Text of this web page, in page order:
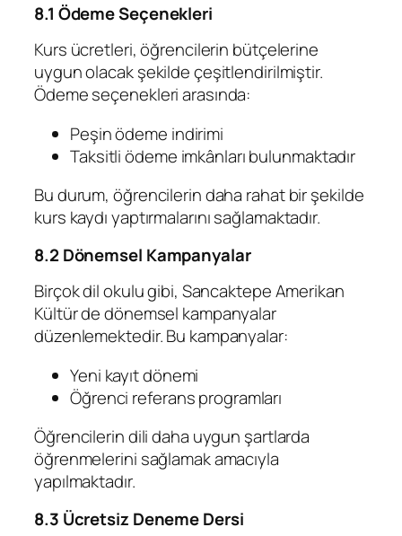
8.1 Ödeme Seçenekleri
Kurs ücretleri, öğrencilerin bütçelerine
uygun olacak şekilde çeşitlendirilmiştir.
Ödeme seçenekleri arasında:
Peşin ödeme indirimi
Taksitli ödeme imkânları bulunmaktadır
Bu durum, öğrencilerin daha rahat bir şekilde
kurs kaydı yaptırmalarını sağlamaktadır.
8.2 Dönemsel Kampanyalar
Birçok dil okulu gibi, Sancaktepe Amerikan
Kültür de dönemsel kampanyalar
düzenlemektedir. Bu kampanyalar:
Yeni kayıt dönemi
Öğrenci referans programları
Öğrencilerin dili daha uygun şartlarda
öğrenmelerini sağlamak amacıyla
yapılmaktadır.
8.3 Ücretsiz Deneme Dersi